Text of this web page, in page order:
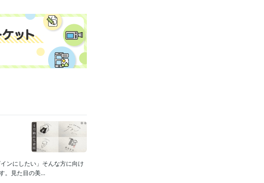
ンにしたい」そんな方に向け
。見た目の美...